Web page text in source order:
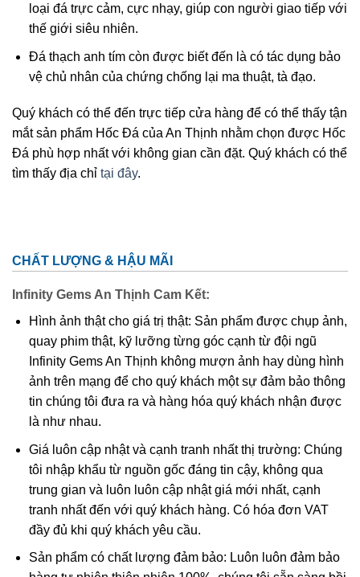
loại đá trực cảm, cực nhạy, giúp con người giao tiếp với
thế giới siêu nhiên.
Đá thạch anh tím còn được biết đến là có tác dụng bảo
vệ chủ nhân của chứng chống lại ma thuật, tà đạo.
Quý khách có thể đến trực tiếp cửa hàng để có thể thấy tận
mắt sản phẩm Hốc Đá của An Thịnh nhằm chọn được Hốc
Đá phù hợp nhất với không gian cần đặt. Quý khách có thể
tìm thấy địa chỉ tại đây.
CHẤT LƯỢNG & HẬU MÃI
Infinity Gems An Thịnh Cam Kết:
Hình ảnh thật cho giá trị thật: Sản phẩm được chụp ảnh,
quay phim thật, kỹ lưỡng từng góc cạnh từ đội ngũ
Infinity Gems An Thịnh không mượn ảnh hay dùng hình
ảnh trên mạng để cho quý khách một sự đảm bảo thông
tin chúng tôi đưa ra và hàng hóa quý khách nhận được
là như nhau.
Giá luôn cập nhật và cạnh tranh nhất thị trường: Chúng
tôi nhập khẩu từ nguồn gốc đáng tin cậy, không qua
trung gian và luôn luôn cập nhật giá mới nhất, cạnh
tranh nhất đến với quý khách hàng. Có hóa đơn VAT
đầy đủ khi quý khách yêu cầu.
Sản phẩm có chất lượng đảm bảo: Luôn luôn đảm bảo